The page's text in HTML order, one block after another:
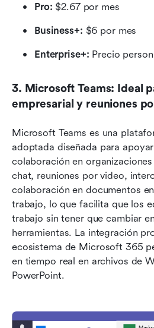
Pro: $2.67 por mes
Business+: $6 por mes
Enterprise+: Precio
3. Microsoft Teams: Ideal
empresarial y reuniones
Microsoft Teams es una
adoptada diseñada para
colaboración en
chat, reuniones por video,
colaboración en documentos
trabajo, lo que facilita que los
trabajo sin tener que cambiar
herramientas. La integración
ecosistema de Microsoft 365
en tiempo real en archivos de
PowerPoint.